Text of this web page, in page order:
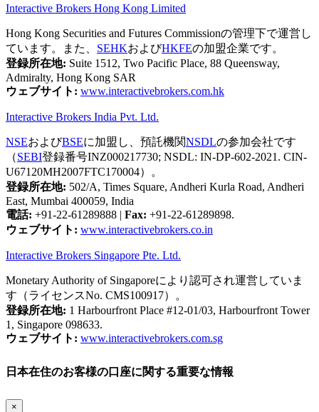
Interactive Brokers Hong Kong Limited
Hong Kong Securities and Futures Commissionの管理下で運営し
ています。また、 SEHKおよびHKFEの加盟企業です。
登録所在地: Suite 1512, Two Pacific Place, 88 Queensway,
Admiralty, Hong Kong SAR
ウェブサイト: www.interactivebrokers.com.hk
Interactive Brokers India Pvt. Ltd.
NSEおよびBSEに加盟し、預託機関NSDLの参加会社です
（SEBI登録番号INZ000217730; NSDL: IN-DP-602-2021. CIN-
U67120MH2007FTC170004）。
登録所在地: 502/A, Times Square, Andheri Kurla Road, Andheri
East, Mumbai 400059, India
電話: +91-22-61289888 | Fax: +91-22-61289898.
ウェブサイト: www.interactivebrokers.co.in
Interactive Brokers Singapore Pte. Ltd.
Monetary Authority of Singaporeにより認可され運営していま
す（ライセンスNo. CMS100917）。
登録所在地: 1 Harbourfront Place #12-01/03, Harbourfront Tower
1, Singapore 098633.
ウェブサイト: www.interactivebrokers.com.sg
日本在住のお客様の口座に関する重要な情報
×